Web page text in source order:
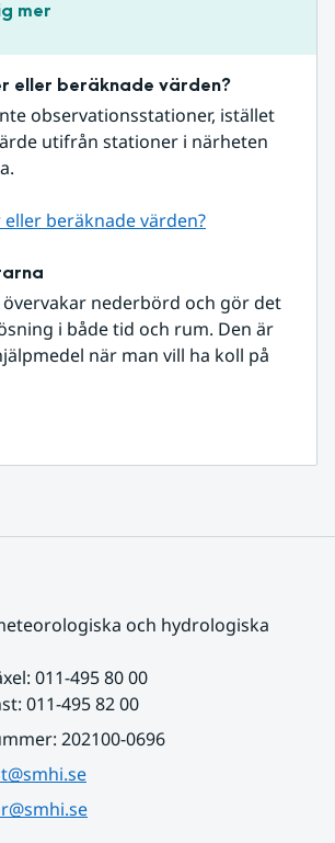
mer
eller beräknade värden?
observationsstationer, istället
utifrån stationer i närheten
beräknade värden?
övervakar nederbörd och gör det
i både tid och rum. Den är
när man vill ha koll på
och hydrologiska
011-495 80 00
011-495 82 00
202100-0696